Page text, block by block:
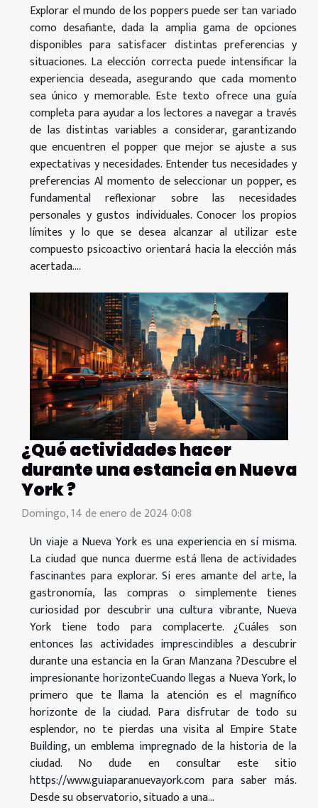
Explorar el mundo de los poppers puede ser tan variado
como desafiante, dada la amplia gama de opciones
disponibles para satisfacer distintas preferencias y
situaciones. La elección correcta puede intensificar la
experiencia deseada, asegurando que cada momento
sea único y memorable. Este texto ofrece una guía
completa para ayudar a los lectores a navegar a través
de las distintas variables a considerar, garantizando
que encuentren el popper que mejor se ajuste a sus
expectativas y necesidades. Entender tus necesidades y
preferencias Al momento de seleccionar un popper, es
fundamental reflexionar sobre las necesidades
personales y gustos individuales. Conocer los propios
límites y lo que se desea alcanzar al utilizar este
compuesto psicoactivo orientará hacia la elección más
acertada....
¿Qué actividades hacer
durante una estancia en Nueva
York ?
Domingo, 14 de enero de 2024 0:08
Un viaje a Nueva York es una experiencia en sí misma.
La ciudad que nunca duerme está llena de actividades
fascinantes para explorar. Si eres amante del arte, la
gastronomía, las compras o simplemente tienes
curiosidad por descubrir una cultura vibrante, Nueva
York tiene todo para complacerte. ¿Cuáles son
entonces las actividades imprescindibles a descubrir
durante una estancia en la Gran Manzana ?Descubre el
impresionante horizonteCuando llegas a Nueva York, lo
primero que te llama la atención es el magnífico
horizonte de la ciudad. Para disfrutar de todo su
esplendor, no te pierdas una visita al Empire State
Building, un emblema impregnado de la historia de la
ciudad. No dude en consultar este sitio
https://www.guiaparanuevayork.com para saber más.
Desde su observatorio, situado a una...